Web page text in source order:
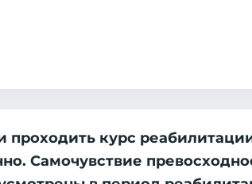
курс
Самочувствие